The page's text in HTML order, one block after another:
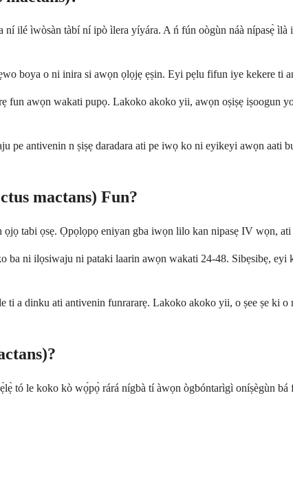
ilé ìwòsàn tàbí ní ipò ìlera yíyára. A ń fún oògùn náà nípasẹ̀ ìlà
boya o ni inira si awọn ọlọjẹ ẹṣin. Eyi pẹlu fifun iye kekere
awọn wakati pupọ. Lakoko akoko yii, awọn oṣiṣẹ iṣoogun
antivenin n ṣiṣẹ daradara ati pe iwọ ko ni eyikeyi awọn aati
mactans) Fun?
tabi ọsẹ. Ọpọlọpọ eniyan gba iwọn lilo kan nipasẹ IV wọn,
ni ilọsiwaju ni pataki laarin awọn wakati 24-48. Sibẹsibẹ, eyi
a dinku ati antivenin funrararẹ. Lakoko akoko yii, o ṣee ṣe ki
tó le koko kò wọ́pọ̀ rárá nígbà tí àwọn ògbóntarìgì oníṣègùn